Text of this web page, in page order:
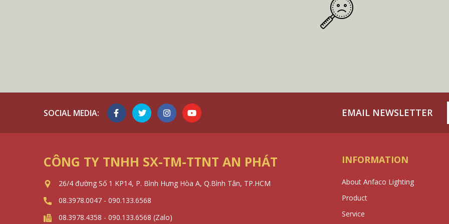
SOCIAL MEDIA: EMAIL NEWSLETTER
CÔNG TY TNHH SX-TM-TTNT AN PHÁT
26/4 đường Số 1 KP14, P. Bình Hưng Hòa A, Q.Bình Tân, TP.HCM
08.3978.0047 - 090.133.6568
08.3978.4358 - 090.133.6568 (Zalo)
INFORMATION
About Anfaco Lighting
Product
Service